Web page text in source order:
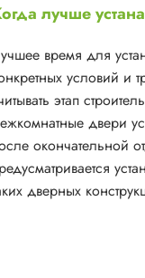
лучше
время для
условий и
этап
двери
окончательной
дверных